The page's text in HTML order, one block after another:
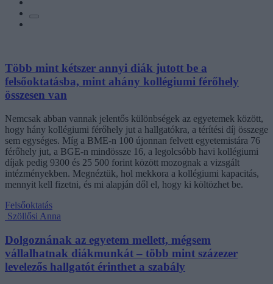
Több mint kétszer annyi diák jutott be a
felsőoktatásba, mint ahány kollégiumi férőhely
összesen van
Nemcsak abban vannak jelentős különbségek az egyetemek között,
hogy hány kollégiumi férőhely jut a hallgatókra, a térítési díj összege
sem egységes. Míg a BME-n 100 újonnan felvett egyetemistára 76
férőhely jut, a BGE-n mindössze 16, a legolcsóbb havi kollégiumi
díjak pedig 9300 és 25 500 forint között mozognak a vizsgált
intézményekben. Megnéztük, hol mekkora a kollégiumi kapacitás,
mennyit kell fizetni, és mi alapján dől el, hogy ki költözhet be.
Felsőoktatás
Szöllősi Anna
Dolgoznának az egyetem mellett, mégsem
vállalhatnak diákmunkát – több mint százezer
levelezős hallgatót érinthet a szabály